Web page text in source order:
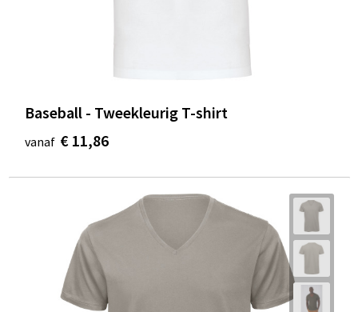
Baseball - Tweekleurig T-shirt
vanaf € 11,86